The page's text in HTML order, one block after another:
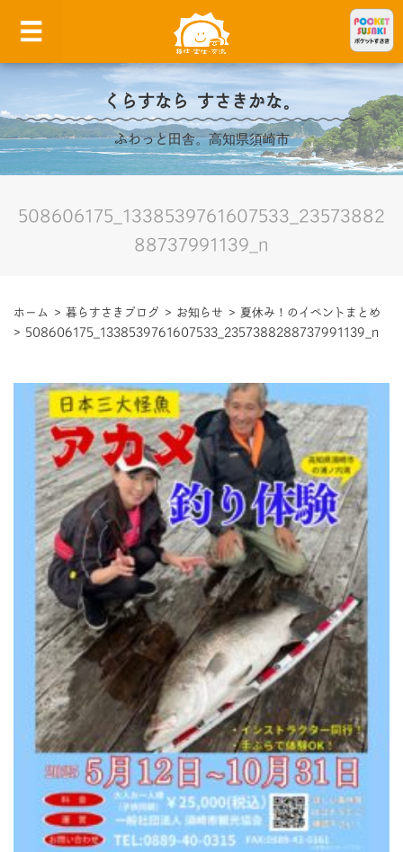
くらすなら すさきかな。
ふわっと田舎。高知県須崎市
508606175_1338539761607533_23573882
88737991139_n
ホーム > 暮らすさきブログ > お知らせ > 夏休み！のイベントまとめ
> 508606175_1338539761607533_2357388288737991139_n